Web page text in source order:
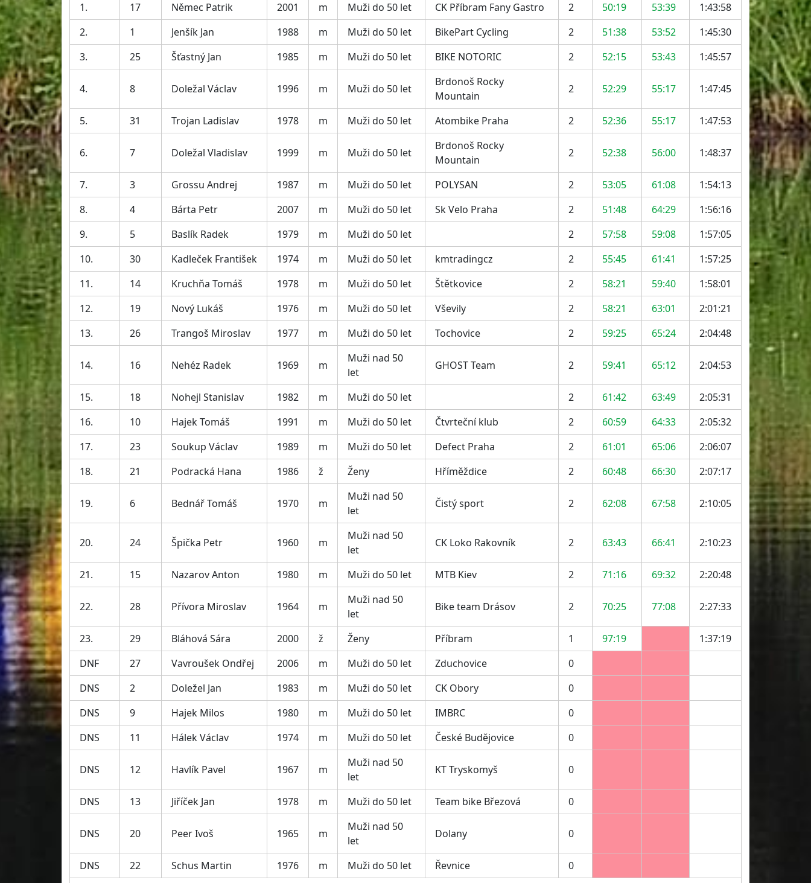
1.
17 Němec Patrik 2001 m Muži do 50 let CK Příbram Fany Gastro 2 50:19 53:39
1:43:58
2.
1 Jenšík Jan 1988 m Muži do 50 let BikePart Cycling 2 51:38 53:52
1:45:30
3.
25 Šťastný Jan 1985 m Muži do 50 let BIKE NOTORIC 2 52:15 53:43 1:45:57
4. 8 Doležal Václav 1996 m Muži do 50 let
Brdonoš Rocky
Mountain
2 52:29 55:17 1:47:45
5. 31 Trojan Ladislav 1978 m Muži do 50 let Atombike Praha 2 52:36 55:17 1:47:53
6. 7 Doležal Vladislav 1999 m Muži do 50 let
Brdonoš Rocky
Mountain
2 52:38 56:00 1:48:37
7. 3 Grossu Andrej 1987 m Muži do 50 let POLYSAN 2 53:05 61:08
1:54:13
8.
4 Bárta Petr 2007 m Muži do 50 let Sk Velo Praha 2 51:48 64:29
1:56:16
9.
5 Baslík Radek 1979 m Muži do 50 let 2 57:58 59:08
1:57:05
10.
30 Kadleček František 1974 m Muži do 50 let kmtradingcz 2 55:45 61:41
1:57:25
11.
14 Kruchňa Tomáš 1978 m Muži do 50 let Štětkovice 2 58:21 59:40
1:58:01
12.
19 Nový Lukáš 1976 m Muži do 50 let Vševily 2 58:21 63:01
2:01:21
13.
26 Trangoš Miroslav 1977 m Muži do 50 let Tochovice 2 59:25 65:24 2:04:48
14. 16 Nehéz Radek 1969 m
Muži nad 50
let
GHOST Team 2 59:41 65:12 2:04:53
15. 18 Nohejl Stanislav 1982 m Muži do 50 let 2 61:42 63:49
2:05:31
16.
10 Hajek Tomáš 1991 m Muži do 50 let Čtvrteční klub 2 60:59 64:33
2:05:32
17.
23 Soukup Václav 1989 m Muži do 50 let Defect Praha 2 61:01 65:06
2:06:07
18.
21 Podracká Hana 1986 ž Ženy Hříměždice 2 60:48 66:30 2:07:17
19. 6 Bednář Tomáš 1970 m
Muži nad 50
let
Čistý sport 2 62:08 67:58 2:10:05
20. 24 Špička Petr 1960 m
Muži nad 50
let
CK Loko Rakovník 2 63:43 66:41 2:10:23
21. 15 Nazarov Anton 1980 m Muži do 50 let MTB Kiev 2 71:16 69:32 2:20:48
22. 28 Přívora Miroslav 1964 m
Muži nad 50
let
Bike team Drásov 2 70:25 77:08 2:27:33
23. 29 Bláhová Sára 2000 ž Ženy Příbram 1 97:19
1:37:19
DNF
27 Vavroušek Ondřej 2006 m Muži do 50 let Zduchovice
0
DNS
2 Doležel Jan 1983 m Muži do 50 let CK Obory
0
DNS
9 Hajek Milos 1980 m Muži do 50 let IMBRC
0
DNS
11 Hálek Václav 1974 m Muži do 50 let České Budějovice 0
DNS 12 Havlík Pavel 1967 m
Muži nad 50
let
KT Tryskomyš 0
DNS 13 Jiříček Jan 1978 m Muži do 50 let Team bike Březová 0
DNS 20 Peer Ivoš 1965 m
Muži nad 50
let
Dolany 0
DNS 22 Schus Martin 1976 m Muži do 50 let Řevnice 0